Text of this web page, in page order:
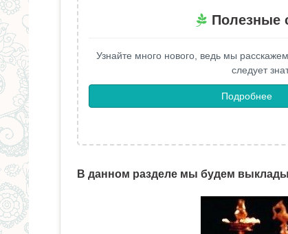
Полезные
Узнайте много нового, ведь мы
следует
Подробнее
В данном разделе мы будем